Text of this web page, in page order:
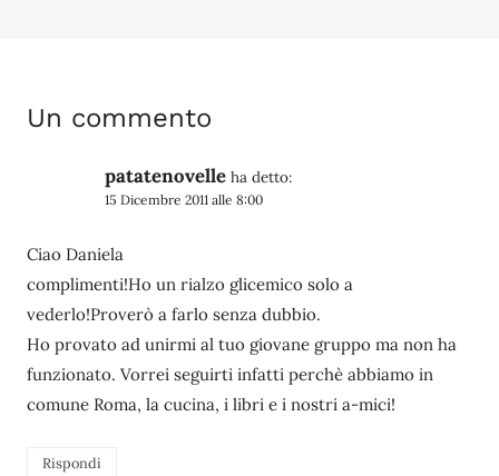
Un commento
patatenovelle ha detto:
15 Dicembre 2011 alle 8:00
Ciao Daniela
complimenti!Ho un rialzo glicemico solo a
vederlo!Proverò a farlo senza dubbio.
Ho provato ad unirmi al tuo giovane gruppo ma non ha
funzionato. Vorrei seguirti infatti perchè abbiamo in
comune Roma, la cucina, i libri e i nostri a-mici!
Rispondi